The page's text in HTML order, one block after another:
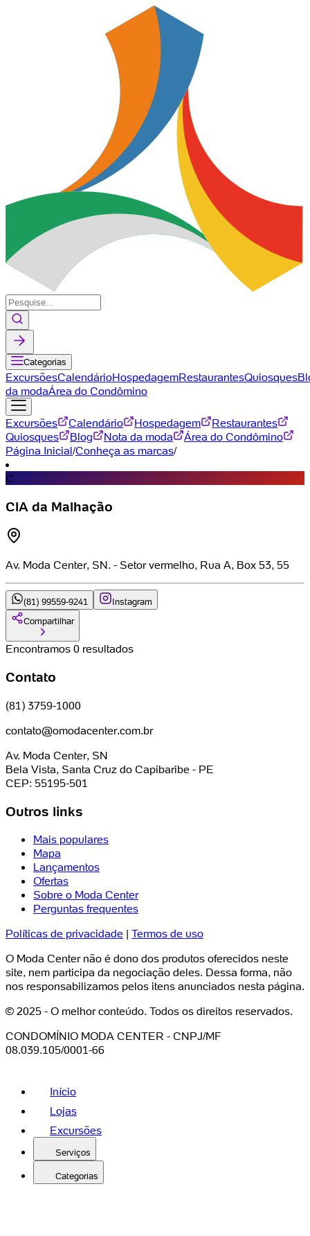
Categorias
ExcursõesCalendárioHospedagemRestaurantesQuiosques
da modaÁrea do Condômino
Excursões Calendário Hospedagem
Restaurantes
Quiosques
Blog Nota da moda
Área do Condômino
Página Inicial/Conheça as marcas/
C
CIA da Malhação
Av. Moda Center, SN. - Setor vermelho, Rua A, Box 53, 55
(81) 99559-9241
Instagram
Compartilhar
Encontramos 0 resultados
Contato
(81) 3759-1000
contato@omodacenter.com.br
Av. Moda Center, SN
Bela Vista, Santa Cruz do Capibaribe - PE
CEP: 55195-501
Outros links
Mais populares
Mapa
Lançamentos
Ofertas
Sobre o Moda Center
Perguntas frequentes
Políticas de privacidade | Termos de uso
O Moda Center não é dono dos produtos oferecidos neste
site, nem participa da negociação deles. Dessa forma, não
nos responsabilizamos pelos itens anunciados nesta página.
© 2025 - O melhor conteúdo. Todos os direitos reservados.
CONDOMÍNIO MODA CENTER - CNPJ/MF
08.039.105/0001-66
Início
Lojas
Excursões
Serviços
Categorias